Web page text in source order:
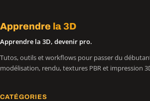
Apprendre la 3D
Apprendre la 3D, devenir pro.
Tutos, outils et workflows pour passer du
modélisation, rendu, textures PBR et impression
CATÉGORIES